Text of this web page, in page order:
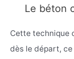
Le béton
Cette technique
dès le départ,